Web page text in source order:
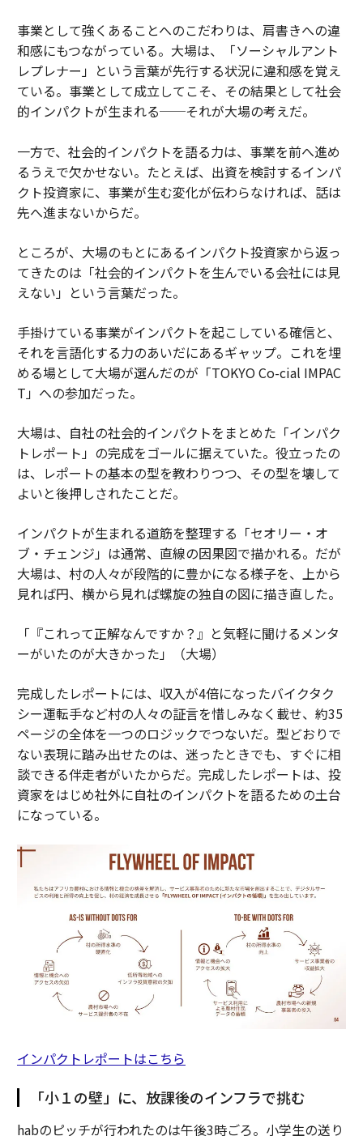
事業として強くあることへのこだわりは、肩書きへの違
和感にもつながっている。大場は、「ソーシャルアント
レプレナー」という言葉が先行する状況に違和感を覚え
ている。事業として成立してこそ、その結果として社会
的インパクトが生まれる──それが大場の考えだ。
一方で、社会的インパクトを語る力は、事業を前へ進め
るうえで欠かせない。たとえば、出資を検討するインパ
クト投資家に、事業が生む変化が伝わらなければ、話は
先へ進まないからだ。
ところが、大場のもとにあるインパクト投資家から返っ
てきたのは「社会的インパクトを生んでいる会社には見
えない」という言葉だった。
手掛けている事業がインパクトを起こしている確信と、
それを言語化する力のあいだにあるギャップ。これを埋
める場として大場が選んだのが「TOKYO Co-cial IMPAC
T」への参加だった。
大場は、自社の社会的インパクトをまとめた「インパク
トレポート」の完成をゴールに据えていた。役立ったの
は、レポートの基本の型を教わりつつ、その型を壊して
よいと後押しされたことだ。
インパクトが生まれる道筋を整理する「セオリー・オ
ブ・チェンジ」は通常、直線の因果図で描かれる。だが
大場は、村の人々が段階的に豊かになる様子を、上から
見れば円、横から見れば螺旋の独自の図に描き直した。
「『これって正解なんですか？』と気軽に聞けるメンタ
ーがいたのが大きかった」（大場）
完成したレポートには、収入が4倍になったバイクタク
シー運転手など村の人々の証言を惜しみなく載せ、約35
ページの全体を一つのロジックでつないだ。型どおりで
ない表現に踏み出せたのは、迷ったときでも、すぐに相
談できる伴走者がいたからだ。完成したレポートは、投
資家をはじめ社外に自社のインパクトを語るための土台
になっている。
インパクトレポートはこちら
「小１の壁」に、放課後のインフラで挑む
habのピッチが行われたのは午後3時ごろ。小学生の送り